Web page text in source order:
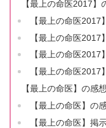
【最上の命医2017
【最上の命医
【最上の命医2017
【最上の命医2017
【最上の命医2017
【最上の命医】の感
【最上の命医】の
【最上の命医】掲